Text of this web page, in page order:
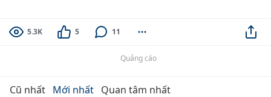
5.3K 5 11
Quảng cáo
Cũ nhất Mới nhất Quan tâm nhất